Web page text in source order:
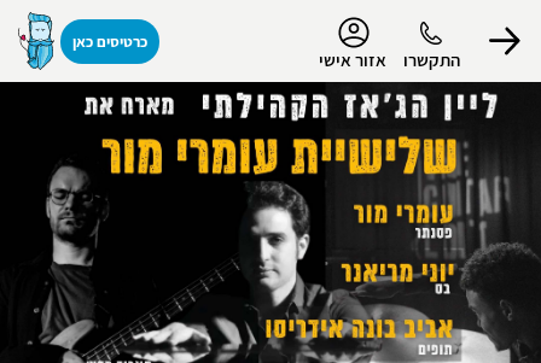
התקשרו אזור אישי
כרטיסים כאן
הפרופיל שלי
התנתק